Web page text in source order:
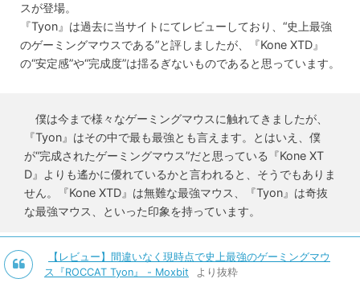
スが登場。
『Tyon』は過去に当サイトにてレビューしており、“史上最強
のゲーミングマウスである”と評しましたが、『Kone XTD』
の“安定感”や“完成度”は揺るぎないものであると思っています。
僕は今まで様々なゲーミングマウスに触れてきましたが、
『Tyon』はその中で最も最強とも言えます。とはいえ、僕
が“完成されたゲーミングマウス”だと思っている『Kone XT
D』よりも遙かに優れているかと言われると、そうでもありま
せん。『Kone XTD』は無難な最強マウス、『Tyon』は奇抜
な最強マウス、といった印象を持っています。
【レビュー】間違いなく現時点で史上最強のゲーミングマウ
ス『ROCCAT Tyon』 - Moxbit
より抜粋